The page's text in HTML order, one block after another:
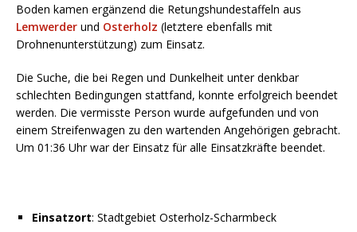
Boden kamen ergänzend die Retungshundestaffeln aus
Lemwerder und Osterholz (letztere ebenfalls mit
Drohnenunterstützung) zum Einsatz.
Die Suche, die bei Regen und Dunkelheit unter denkbar
schlechten Bedingungen stattfand, konnte erfolgreich beendet
werden. Die vermisste Person wurde aufgefunden und von
einem Streifenwagen zu den wartenden Angehörigen gebracht.
Um 01:36 Uhr war der Einsatz für alle Einsatzkräfte beendet.
Einsatzort: Stadtgebiet Osterholz-Scharmbeck